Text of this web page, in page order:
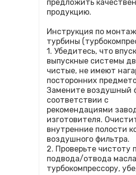
предложить
продукцию.
Инструкция по
турбины
1. Убедитесь, что
выпускные системы
чистые, не имеют
посторонних
Замените воздушный
соответствии с
рекомендациями
изготовителя.
внутренние полости
воздушного фильтра.
2. Проверьте чистоту
подвода/отвода
турбокомпрессору,